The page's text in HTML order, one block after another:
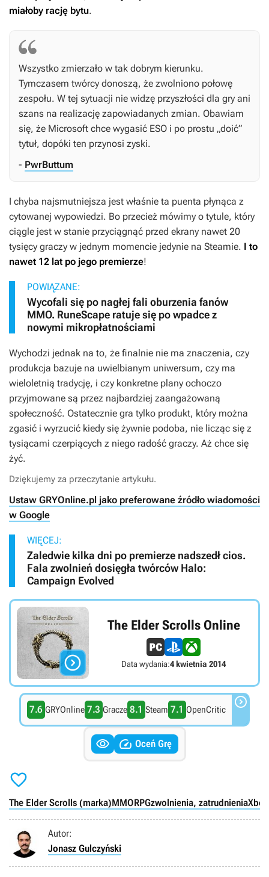
miałoby rację bytu.
Wszystko zmierzało w tak dobrym kierunku.
Tymczasem twórcy donoszą, że zwolniono połowę
zespołu. W tej sytuacji nie widzę przyszłości dla gry ani
szans na realizację zapowiadanych zmian. Obawiam
się, że Microsoft chce wygasić ESO i po prostu „doić”
tytuł, dopóki ten przynosi zyski.
- PwrButtum
I chyba najsmutniejsza jest właśnie ta puenta płynąca z
cytowanej wypowiedzi. Bo przecież mówimy o tytule, który
ciągle jest w stanie przyciągnąć przed ekrany nawet 20
tysięcy graczy w jednym momencie jedynie na Steamie. I to
nawet 12 lat po jego premierze!
POWIĄZANE:
Wycofali się po nagłej fali oburzenia fanów
MMO. RuneScape ratuje się po wpadce z
nowymi mikropłatnościami
Wychodzi jednak na to, że finalnie nie ma znaczenia, czy
produkcja bazuje na uwielbianym uniwersum, czy ma
wieloletnią tradycję, i czy konkretne plany ochoczo
przyjmowane są przez najbardziej zaangażowaną
społeczność. Ostatecznie gra tylko produkt, który można
zgasić i wyrzucić kiedy się żywnie podoba, nie licząc się z
tysiącami czerpiących z niego radość graczy. Aż chce się
żyć.
Dziękujemy za przeczytanie artykułu.
Ustaw GRYOnline.pl jako preferowane źródło wiadomości
w Google
WIĘCEJ:
Zaledwie kilka dni po premierze nadszedł cios.
Fala zwolnień dosięgła twórców Halo:
Campaign Evolved

The Elder Scrolls Online
Data wydania:4 kwietnia 2014
7.6 GRYOnline 7.3 Gracze 8.1 Steam 7.1 OpenCritic 
  Oceń Grę

The Elder Scrolls (marka)MMORPGzwolnienia, zatrudnienia
Autor:
Jonasz Gulczyński